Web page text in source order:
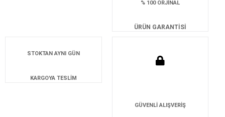
% 100 ORJİNAL
ÜRÜN GARANTİSİ
STOKTAN AYNI GÜN
KARGOYA TESLİM
GÜVENLİ ALIŞVERİŞ